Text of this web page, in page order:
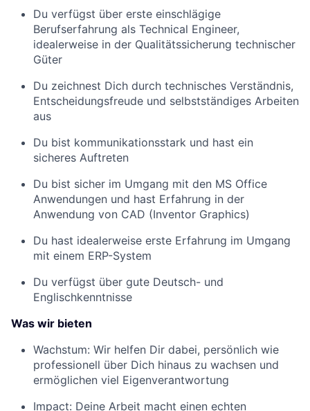
Du verfügst über erste einschlägige
Berufserfahrung als Technical Engineer,
idealerweise in der Qualitätssicherung technischer
Güter
Du zeichnest Dich durch technisches Verständnis,
Entscheidungsfreude und selbstständiges Arbeiten
aus
Du bist kommunikationsstark und hast ein
sicheres Auftreten
Du bist sicher im Umgang mit den MS Office
Anwendungen und hast Erfahrung in der
Anwendung von CAD (Inventor Graphics)
Du hast idealerweise erste Erfahrung im Umgang
mit einem ERP-System
Du verfügst über gute Deutsch- und
Englischkenntnisse
Was wir bieten
Wachstum: Wir helfen Dir dabei, persönlich wie
professionell über Dich hinaus zu wachsen und
ermöglichen viel Eigenverantwortung
Impact: Deine Arbeit macht einen echten